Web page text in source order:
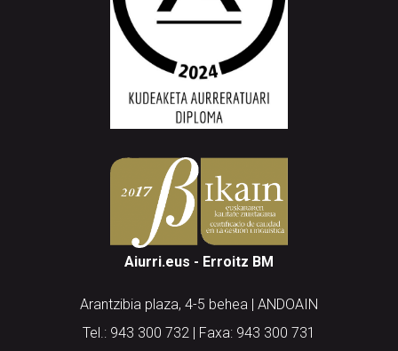
Aiurri.eus - Erroitz BM
Arantzibia plaza, 4-5 behea | ANDOAIN
Tel.: 943 300 732 | Faxa: 943 300 731